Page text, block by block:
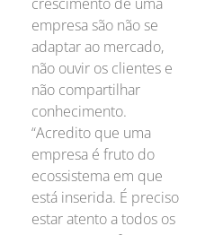
empresa são não se
adaptar ao mercado,
não ouvir os clientes e
não compartilhar
conhecimento.
“Acredito que uma
empresa é fruto do
ecossistema em que
está inserida. É preciso
estar atento a todos os